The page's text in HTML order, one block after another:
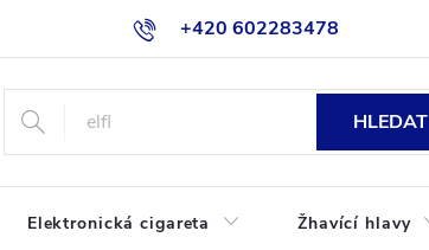
+420 602283478
Jak nakupovat
HLEDAT
Elektronická cigareta Žhavící hlavy